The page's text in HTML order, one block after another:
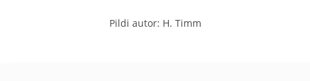
Pildi autor: H. Timm